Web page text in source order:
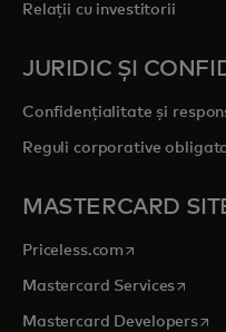
Relații cu investitorii
JURIDIC ȘI
Confidențialitate și
Reguli corporative
MASTERCARD
Priceless.com opens in a
Mastercard Servicesopens
Mastercard Developers